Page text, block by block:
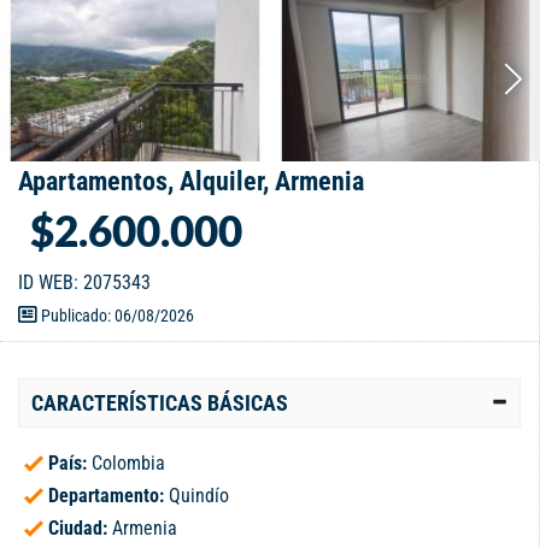
Apartamentos, Alquiler, Armenia
$2.600.000
ID WEB: 2075343
Publicado: 06/08/2026
CARACTERÍSTICAS BÁSICAS
País: Colombia
Departamento: Quindío
Ciudad: Armenia